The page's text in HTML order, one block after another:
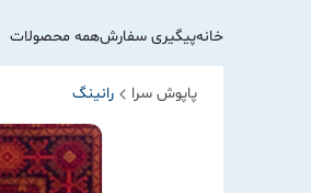
خانهپیگیری سفارشهمه محصولات
پاپوش سرا رانینگ